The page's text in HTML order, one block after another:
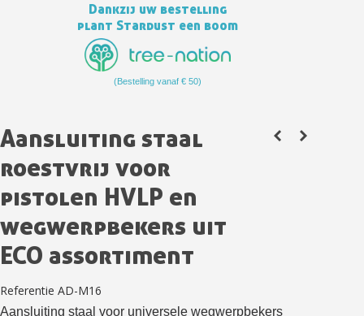
Schrijf je in voor de nieuwsbrief: €5 korting
Levering binnen 48-72 uur in Nederland
Betaling in 4x gratis vanaf een aankoopwaarde van 30€.
Deel je creaties en ontvang shopping vouchers
Dankzij uw bestelling
plant Stardust een boom
(Bestelling vanaf € 50)
Aansluiting staal
roestvrij voor
pistolen HVLP en
wegwerpbekers uit
ECO assortiment
Referentie AD-M16
Aansluiting staal voor universele wegwerpbekers